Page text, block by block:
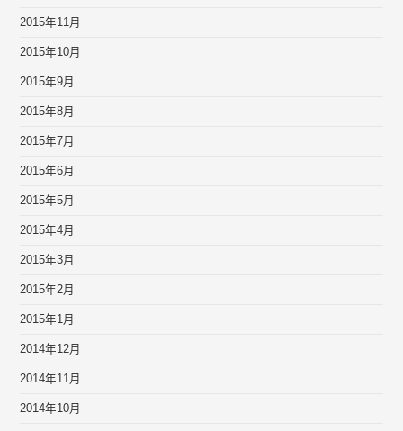
2015年11月
2015年10月
2015年9月
2015年8月
2015年7月
2015年6月
2015年5月
2015年4月
2015年3月
2015年2月
2015年1月
2014年12月
2014年11月
2014年10月